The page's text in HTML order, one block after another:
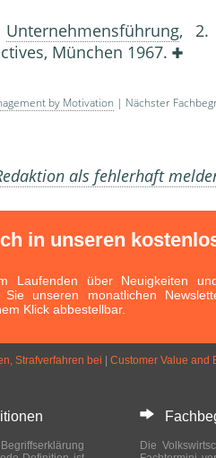
Unternehmensführung, 2.
München 1967.
by Motivation | Nächster
als fehlerhaft
in unseren
über Neuigkeiten
Sie unseren monatlichen
Klick abbestellbar.
Strafverfahren bei Customer Value and
Die